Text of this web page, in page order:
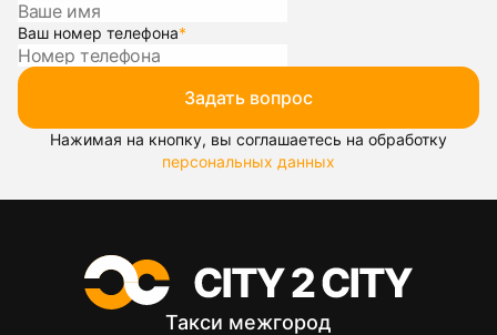
Ваш номер телефона*
Задать вопрос
Нажимая на кнопку, вы соглашаетесь на обработку
персональных данных
Такси межгород